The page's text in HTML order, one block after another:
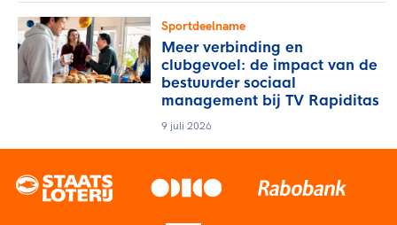
Sportdeelname
Meer verbinding en
clubgevoel: de impact van de
bestuurder sociaal
management bij TV Rapiditas
9 juli 2026